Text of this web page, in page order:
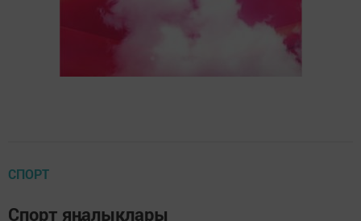
СПОРТ
Спорт яңалыклары